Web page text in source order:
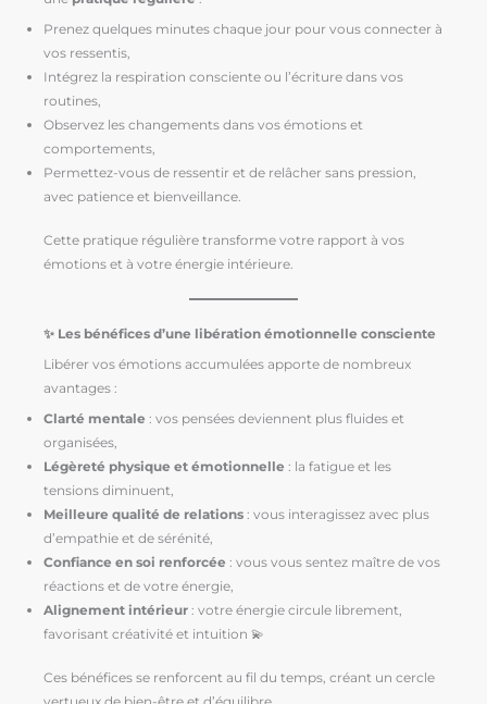
Prenez quelques minutes chaque jour pour vous connecter à
vos ressentis,
Intégrez la respiration consciente ou l’écriture dans vos
routines,
Observez les changements dans vos émotions et
comportements,
Permettez-vous de ressentir et de relâcher sans pression,
avec patience et bienveillance.
Cette pratique régulière transforme votre rapport à vos
émotions et à votre énergie intérieure.
✨ Les bénéfices d’une libération émotionnelle consciente
Libérer vos émotions accumulées apporte de nombreux
avantages :
Clarté mentale : vos pensées deviennent plus fluides et
organisées,
Légèreté physique et émotionnelle : la fatigue et les
tensions diminuent,
Meilleure qualité de relations : vous interagissez avec plus
d’empathie et de sérénité,
Confiance en soi renforcée : vous vous sentez maître de vos
réactions et de votre énergie,
Alignement intérieur : votre énergie circule librement,
favorisant créativité et intuition 💫
Ces bénéfices se renforcent au fil du temps, créant un cercle